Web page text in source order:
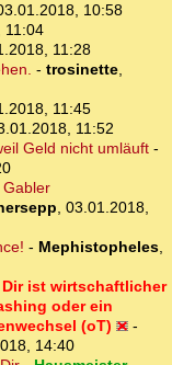
10:58
11:04
11:28
- trosinette,
11:45
11:52
Geld nicht umläuft-
, 03.01.2018,
- Mephistopheles,
ist wirtschaftlicher
oder ein
(oT)
-
14:40